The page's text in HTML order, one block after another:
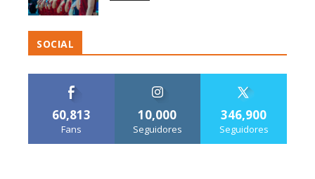
SOCIAL
60,813
Fans
10,000
Seguidores
346,900
Seguidores